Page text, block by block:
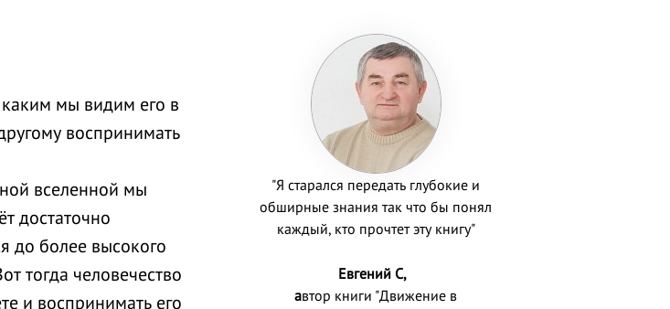
мы видим его в
воспринимать
вселенной мы
достаточно
до более высокого
тогда человечество
и воспринимать его
"Я старался передать глубокие и
обширные знания так что бы понял
каждый, кто прочтет эту книгу"
Евгений С,
автор книги "Движение в